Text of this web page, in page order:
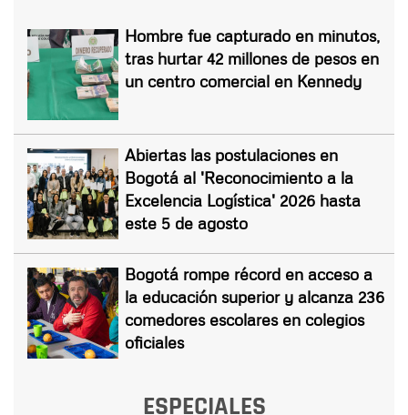
Hombre fue capturado en minutos,
tras hurtar 42 millones de pesos en
un centro comercial en Kennedy
Abiertas las postulaciones en
Bogotá al 'Reconocimiento a la
Excelencia Logística' 2026 hasta
este 5 de agosto
Bogotá rompe récord en acceso a
la educación superior y alcanza 236
comedores escolares en colegios
oficiales
ESPECIALES